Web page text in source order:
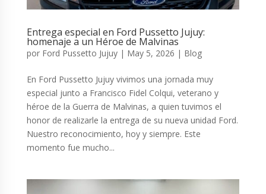
Entrega especial en Ford Pussetto Jujuy:
homenaje a un Héroe de Malvinas
por Ford Pussetto Jujuy| May 5, 2026 | Blog
En Ford Pussetto Jujuy vivimos una jornada muy
especial junto a Francisco Fidel Colqui, veterano y
héroe de la Guerra de Malvinas, a quien tuvimos el
honor de realizarle la entrega de su nueva unidad Ford.
Nuestro reconocimiento, hoy y siempre. Este
momento fue mucho...